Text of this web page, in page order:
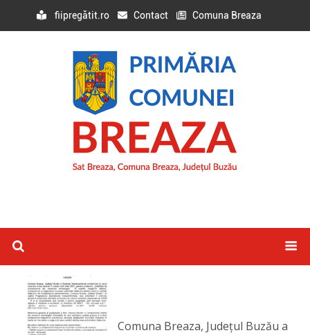
fiipregătit.ro Contact Comuna Breaza
Comuna Breaza, Județul Buzău a